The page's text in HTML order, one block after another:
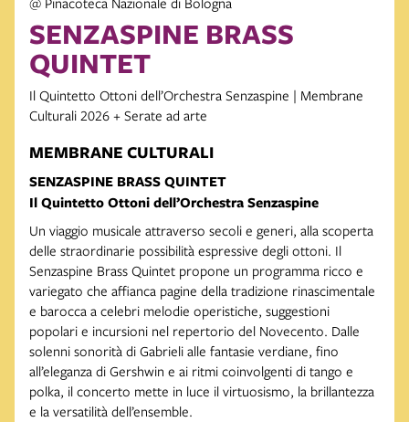
SENZASPINE BRASS
QUINTET
Il Quintetto Ottoni dell’Orchestra Senzaspine | Membrane
Culturali 2026 + Serate ad arte
MEMBRANE CULTURALI
SENZASPINE BRASS QUINTET
Il Quintetto Ottoni dell’Orchestra Senzaspine
Un viaggio musicale attraverso secoli e generi, alla scoperta
delle straordinarie possibilità espressive degli ottoni. Il
Senzaspine Brass Quintet propone un programma ricco e
variegato che affianca pagine della tradizione rinascimentale
e barocca a celebri melodie operistiche, suggestioni
popolari e incursioni nel repertorio del Novecento. Dalle
solenni sonorità di Gabrieli alle fantasie verdiane, fino
all’eleganza di Gershwin e ai ritmi coinvolgenti di tango e
polka, il concerto mette in luce il virtuosismo, la brillantezza
e la versatilità dell’ensemble.